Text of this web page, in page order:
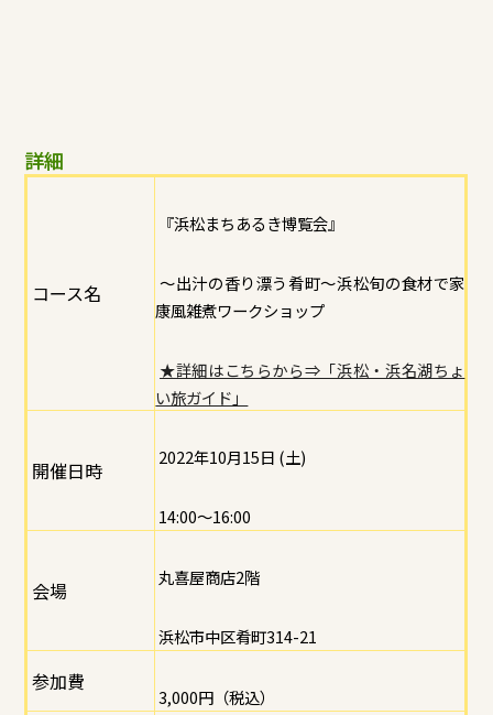
詳細
コース名
『浜松まちあるき博覧会』
～出汁の香り漂う肴町～浜松旬の食材で家
康風雑煮ワークショップ
★詳細はこちらから⇒「浜松・浜名湖ちょ
い旅ガイド」
開催日時
2022年10月15日 (土)
14:00～16:00
会場
丸喜屋商店2階
浜松市中区肴町314-21
参加費
3,000円（税込）